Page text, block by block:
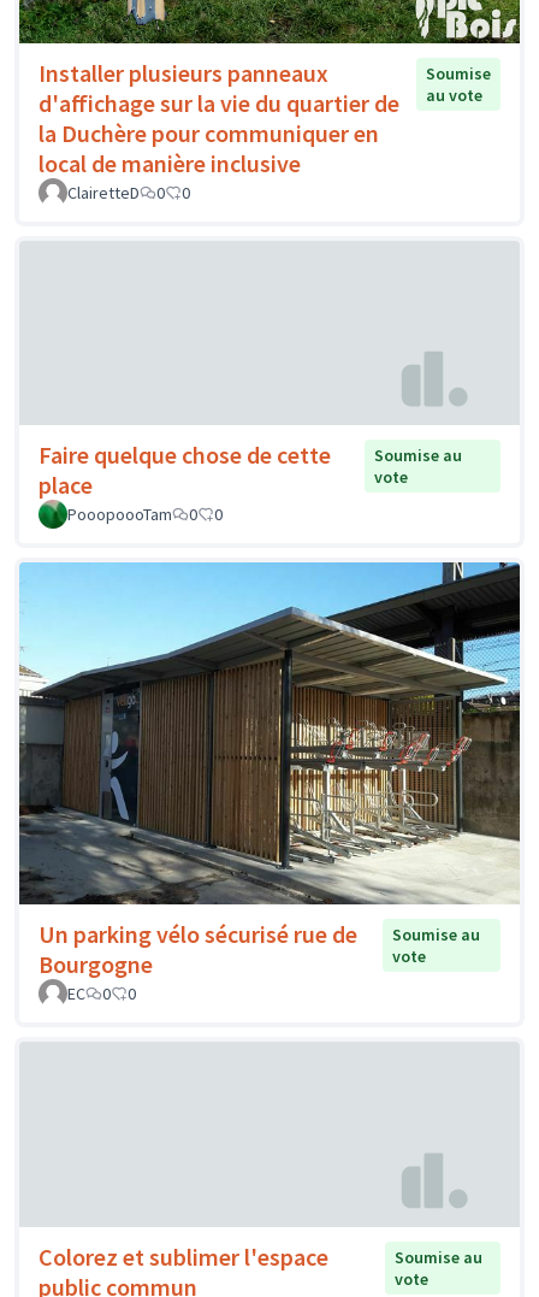
Installer plusieurs panneaux
d'affichage sur la vie du quartier de
la Duchère pour communiquer en
local de manière inclusive
Soumise
au vote
ClairetteD 0 0
Faire quelque chose de cette
place
Soumise au
vote
PooopoooTam
0 0
Un parking vélo sécurisé rue de
Bourgogne
Soumise au
vote
EC
0 0
Colorez et sublimer l'espace
public commun
Soumise au
vote